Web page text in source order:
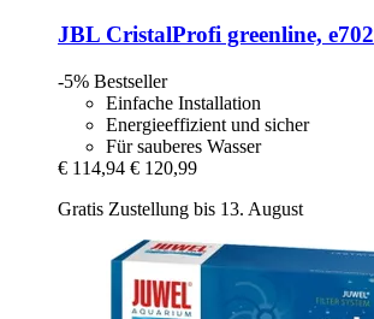
JBL CristalProfi greenline, e702
-5% Bestseller
Einfache Installation
Energieeffizient und sicher
Für sauberes Wasser
€ 114,94 € 120,99
Gratis Zustellung bis 13. August